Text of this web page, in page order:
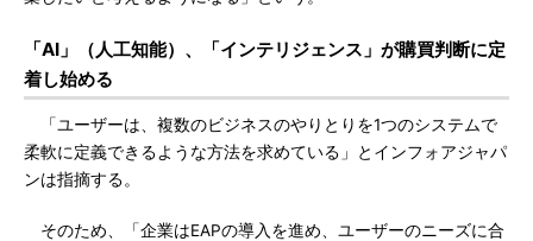
「AI」（人工知能）、「インテリジェンス」が購買判断に定
着し始める
「ユーザーは、複数のビジネスのやりとりを1つのシステムで
柔軟に定義できるような方法を求めている」とインフォアジャパ
ンは指摘する。
そのため、「企業はEAPの導入を進め、ユーザーのニーズに合